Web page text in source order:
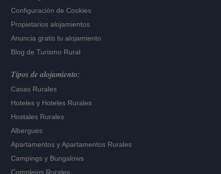
Configuración de Cookies
Propietarios alojamientos
Anuncia gratis tu alojamiento
Blog de Turismo Rural
Tipos de alojamiento:
Casas Rurales
Hoteles y Hoteles Rurales
Hostales Rurales
Albergues
Apartamentos yApartamentos Rurales
Campings y Bungalows
Complejos Rurales